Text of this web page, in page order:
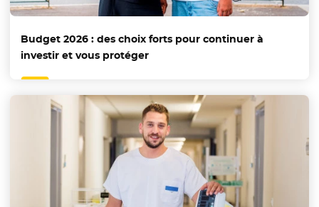
Budget 2026 : des choix forts pour continuer à
investir et vous protéger